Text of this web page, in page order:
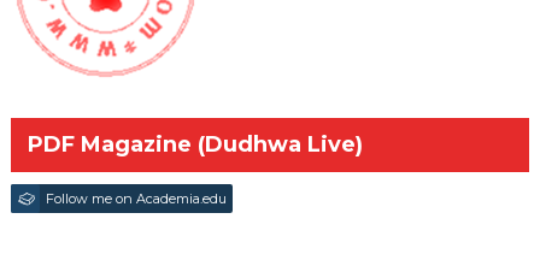
PDF Magazine (Dudhwa Live)
Follow me on Academia.edu